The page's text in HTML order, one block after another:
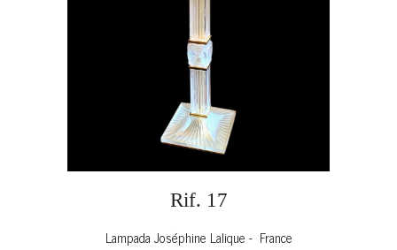
Rif. 17
Lampada Joséphine Lalique - France